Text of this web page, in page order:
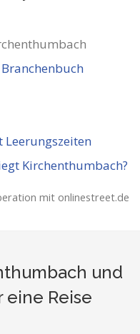
Kirchenthumbach?
mit onlinestreet.de
und
eine Reise